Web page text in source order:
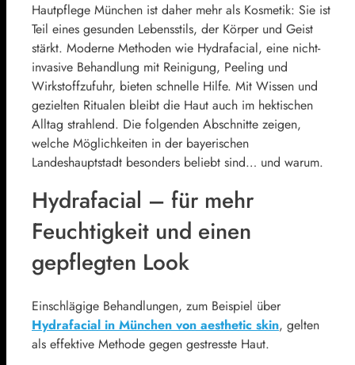
Hautpflege München ist daher mehr als Kosmetik: Sie ist
Teil eines gesunden Lebensstils, der Körper und Geist
stärkt. Moderne Methoden wie Hydrafacial, eine nicht-
invasive Behandlung mit Reinigung, Peeling und
Wirkstoffzufuhr, bieten schnelle Hilfe. Mit Wissen und
gezielten Ritualen bleibt die Haut auch im hektischen
Alltag strahlend. Die folgenden Abschnitte zeigen,
welche Möglichkeiten in der bayerischen
Landeshauptstadt besonders beliebt sind… und warum.
Hydrafacial – für mehr
Feuchtigkeit und einen
gepflegten Look
Einschlägige Behandlungen, zum Beispiel über
Hydrafacial in München von aesthetic skin, gelten
als effektive Methode gegen gestresste Haut.